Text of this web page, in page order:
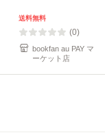
送料無料
(0)
bookfan au PAY マ
ーケット店